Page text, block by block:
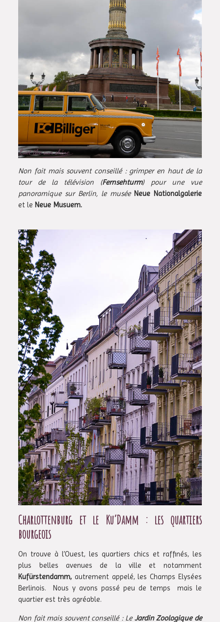
Non fait mais souvent conseillé : grimper en haut de la
tour de la télévision (Fernsehturm) pour une vue
panoramique sur Berlin, le musée Neue Nationalgalerie
et le Neue Musuem.
Charlottenburg et le Ku’Damm : les quartiers
bourgeois
On trouve à l’Ouest, les quartiers chics et raffinés, les
plus belles avenues de la ville et notamment
Kufürstendamm, autrement appelé, les Champs Elysées
Berlinois. Nous y avons passé peu de temps mais le
quartier est très agréable.
Non fait mais souvent conseillé : Le Jardin Zoologique de